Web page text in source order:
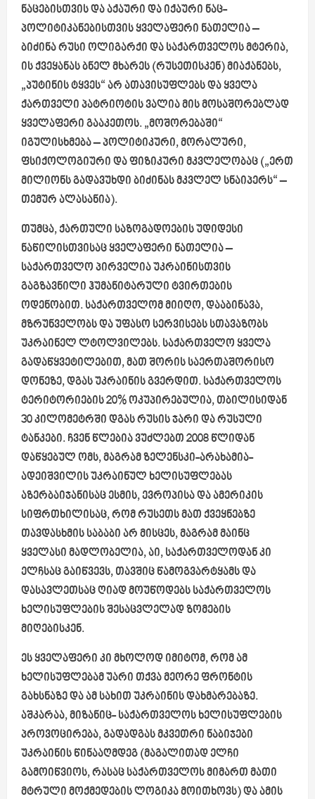
ნაცებისთვის და აქაური და იქაური ნაც-
პოლიტიკანებისთვის ყველაფერი ნათელია –
ბიძინა რუსი ოლიგარქი და საქართველოს მტერია,
ის ქვეყანას ბნელ მხარეს (რუსეთისკენ) მიაქანებს,
„პუტინის ტყვეს“ არ ათავისუფლებს და ყველა
ქართველი პატრიოტის ვალია მის მოსაშორებლად
ყველაფერი გააკეთოს. „მოშორებაში“
იგულისხმება – პოლიტიკური, მორალური,
ფსიქოლოგიური და ფიზიკური მკვლელობაც („ერთ
მილიონს გადავუხდი ბიძინას მკვლელ სნაიპერს“ –
თემურ ალასანია).
თუმცა, ქართული საზოგადოების უდიდესი
ნაწილისთვისაც ყველაფერი ნათელია –
საქართველო პირველია უკრაინისთვის
გაგზავნილი ჰუმანიტარული ტვირთების
ოდენობით. საქართველომ მიიღო, დააბინავა,
მზრუნველობს და უფასო სერვისებს სთავაზობს
უკრაინელ ლტოლვილებს. საქართველო ყველა
გადაწყვეტილებით, მათ შორის საერთაშორისო
დონეზე, დგას უკრაინის გვერდით. საქართველოს
ტერიტორიების 20% ოკუპირებულია, თბილისიდან
30 კილომეტრში დგას რუსის ჯარი და რუსული
ტანკები. ჩვენ წლებია ვუძლებთ 2008 წლიდან
დაწყებულ ომს, მაგრამ ზელენსკი-არახამია-
ადეიშვილის უკრაინულ ხელისუფლებას
აზერბაიჯანისაც ესმის, ევროპისა და ამერიკის
სიფრთხილისაც, რომ რუსეთს მათ ქვეყნებზე
თავდასხმის საბაბი არ მისცეს, მაგრამ მაინც
ყველასი მადლობელია, აი, საქართველოდან კი
ელჩსაც გაიწვევს, თავშიც წამოგვარტყამს და
დასავლეთსაც ღიად მოუწოდებს საქართველოს
ხელისუფლების შესაცვლელად ზომების
მიღებისკენ.
ეს ყველაფერი კი მხოლოდ იმიტომ, რომ ამ
ხელისუფლებამ უარი თქვა მეორე ფრონტის
გახსნაზე და ამ სახით უკრაინის დახმარებაზე.
აშკარაა, მიზანიც- საქართველოს ხელისუფლების
პროვოცირება, გადადგას მკვეთრი ნაბიჯები
უკრაინის წინააღმდეგ (მაგალითად ელჩი
გამოიწვიოს, რასაც საქართველოს მიმართ მათი
მტრული მოქმედების ლოგიკა მოითხოვს) და ამის